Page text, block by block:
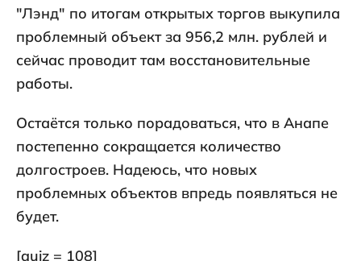
"Лэнд" по итогам открытых торгов выкупила
проблемный объект за 956,2 млн. рублей и
сейчас проводит там восстановительные
работы.
Остаётся только порадоваться, что в Анапе
постепенно сокращается количество
долгостроев. Надеюсь, что новых
проблемных объектов впредь появляться не
будет.
[quiz = 108]